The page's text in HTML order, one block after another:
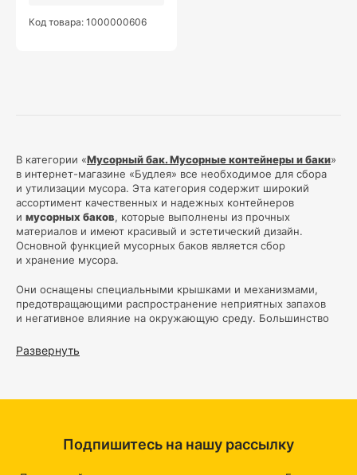
В категории «Мусорный бак. Мусорные контейнеры и баки»
в интернет-магазине «Будлея» все необходимое для сбора
и утилизации мусора. Эта категория содержит широкий
ассортимент качественных и надежных контейнеров
и мусорных баков, которые выполнены из прочных
материалов и имеют красивый и эстетический дизайн.
Основной функцией мусорных баков является сбор
и хранение мусора.
Они оснащены специальными крышками и механизмами,
предотвращающими распространение неприятных запахов
и негативное влияние на окружающую среду. Большинство
дополнительные
по категориям. Преимущества наших
в помещении.
Развернуть
Код товара: 1000000606
Подпишитесь на нашу рассылку